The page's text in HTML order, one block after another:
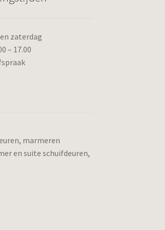
zaterdag
– 17.00
marmeren
en suite schuifdeuren,